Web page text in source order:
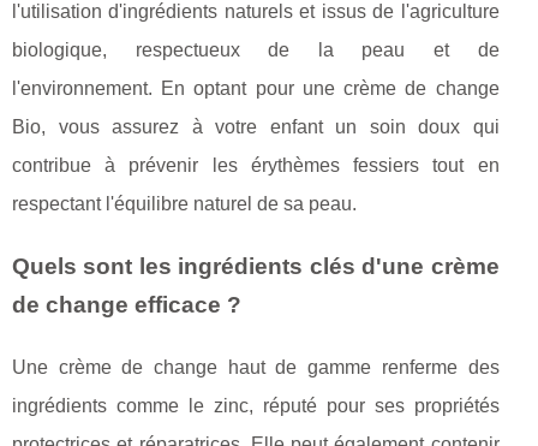
l'utilisation d'ingrédients naturels et issus de l'agriculture
biologique, respectueux de la peau et de
l'environnement. En optant pour une crème de change
Bio, vous assurez à votre enfant un soin doux qui
contribue à prévenir les érythèmes fessiers tout en
respectant l'équilibre naturel de sa peau.
Quels sont les ingrédients clés d'une crème
de change efficace ?
Une crème de change haut de gamme renferme des
ingrédients comme le zinc, réputé pour ses propriétés